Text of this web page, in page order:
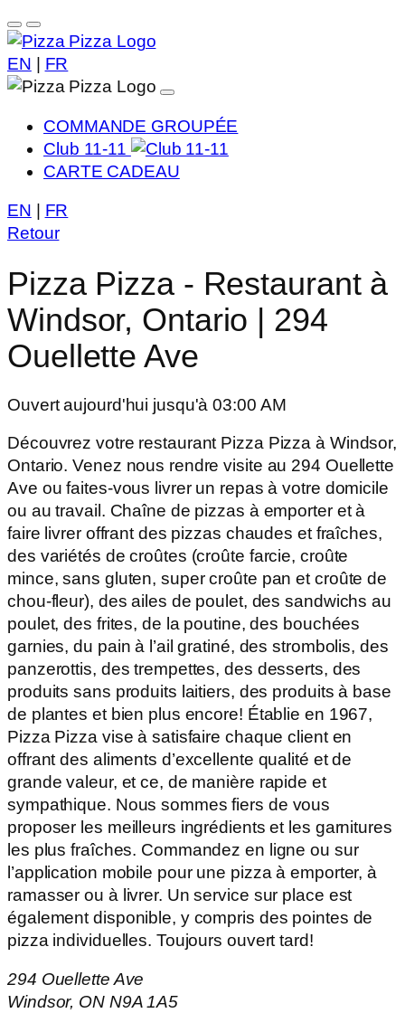
EN FR
COMMANDE GROUPÉE
Club 11-11
CARTE CADEAU
EN
FR
Retour
Pizza Pizza - Restaurant à
Windsor, Ontario | 294
Ouellette Ave
Ouvert aujourd'hui jusqu'à 03:00 AM
Découvrez votre restaurant Pizza Pizza à Windsor,
Ontario. Venez nous rendre visite au 294 Ouellette
Ave ou faites-vous livrer un repas à votre domicile
ou au travail. Chaîne de pizzas à emporter et à
faire livrer offrant des pizzas chaudes et fraîches,
des variétés de croûtes (croûte farcie, croûte
mince, sans gluten, super croûte pan et croûte de
chou-fleur), des ailes de poulet, des sandwichs au
poulet, des frites, de la poutine, des bouchées
garnies, du pain à l’ail gratiné, des strombolis, des
panzerottis, des trempettes, des desserts, des
produits sans produits laitiers, des produits à base
de plantes et bien plus encore! Établie en 1967,
Pizza Pizza vise à satisfaire chaque client en
offrant des aliments d’excellente qualité et de
grande valeur, et ce, de manière rapide et
sympathique. Nous sommes fiers de vous
proposer les meilleurs ingrédients et les garnitures
les plus fraîches. Commandez en ligne ou sur
l’application mobile pour une pizza à emporter, à
ramasser ou à livrer. Un service sur place est
également disponible, y compris des pointes de
pizza individuelles. Toujours ouvert tard!
294 Ouellette Ave
Windsor, ON N9A 1A5